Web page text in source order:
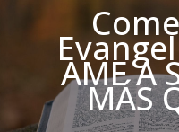
AME A
MÁS